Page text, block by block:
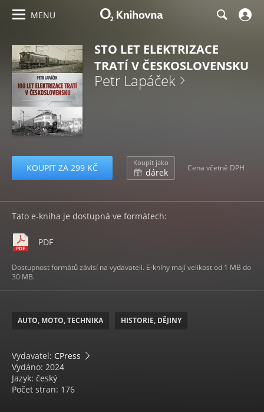
MENU
STO LET ELEKTRIZACE
TRATÍ V ČESKOSLOVENSKU
Petr Lapáček
KOUPIT ZA 299 KČ Koupit jako
dárek Cena včetně DPH
Tato e-kniha je dostupná ve formátech:
PDF
Dostupnost formátů závisí na vydavateli. E-knihy mají velikost od 1 MB do
30 MB.
AUTO, MOTO, TECHNIKA HISTORIE, DĚJINY
Vydavatel: CPress
Vydáno: 2024
Jazyk: český
Počet stran: 176